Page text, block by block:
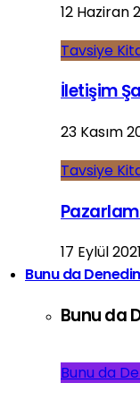
12 Haziran
Tavsiye
İletişim
23 Kasım
Tavsiye
17 Eylül 2021
Bunu da
Bunu da
Bunu da